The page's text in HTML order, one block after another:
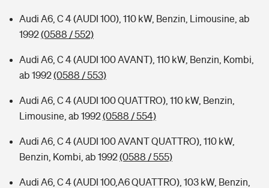
Audi A6, C 4 (AUDI 100), 110 kW, Benzin, Limousine, ab
1992(0588 / 552)
Audi A6, C 4 (AUDI 100 AVANT), 110 kW, Benzin, Kombi,
ab 1992(0588 / 553)
Audi A6, C 4 (AUDI 100 QUATTRO), 110 kW, Benzin,
Limousine, ab 1992(0588 / 554)
Audi A6, C 4 (AUDI 100 AVANT QUATTRO), 110 kW,
Benzin, Kombi, ab 1992(0588 / 555)
Audi A6, C 4 (AUDI 100,A6 QUATTRO), 103 kW, Benzin,